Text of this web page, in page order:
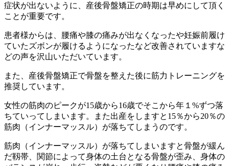
症状が出ないように、産後骨盤矯正の時期は早めにして頂く
ことが重要です。
患者様からは、腰痛や膝の痛みが出なくなったや妊娠前履け
ていたズボンが履けるようになったなど改善されていますな
どの声を沢山いただいています。
また、産後骨盤矯正で骨盤を整えた後に筋力トレーニングを
推奨しています。
女性の筋肉のピークが15歳から16歳でそこから年１%ずつ落
ちていってしまいます。また出産をしますと15％から20％の
筋肉（インナーマッスル）が落ちてしまうのです。
筋肉（インナーマッスル）が落ちてしまいますと骨盤が緩ん
だ靱帯、関節によって身体の土台となる骨盤が歪み、身体の